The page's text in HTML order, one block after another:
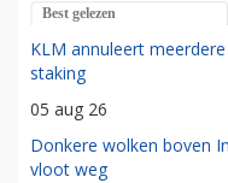
Best gelezen
KLM annuleert
staking
05 aug 26
Donkere wolken boven
vloot weg